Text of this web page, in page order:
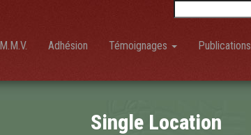
Adhésion Témoignages Publications
Single Location